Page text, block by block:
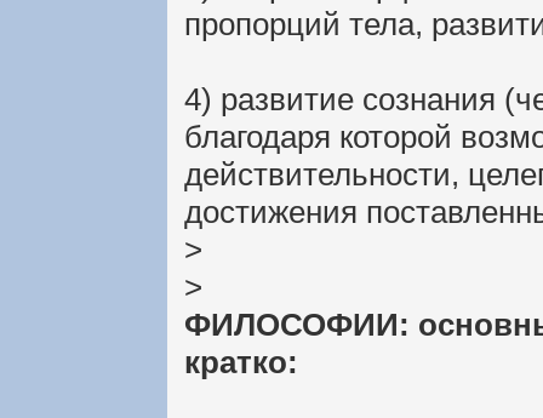
пропорций тела,
4) развитие сознания
благодаря которой
действительности,
достижения
>
>
ФИЛОСОФИИ:
кратко: